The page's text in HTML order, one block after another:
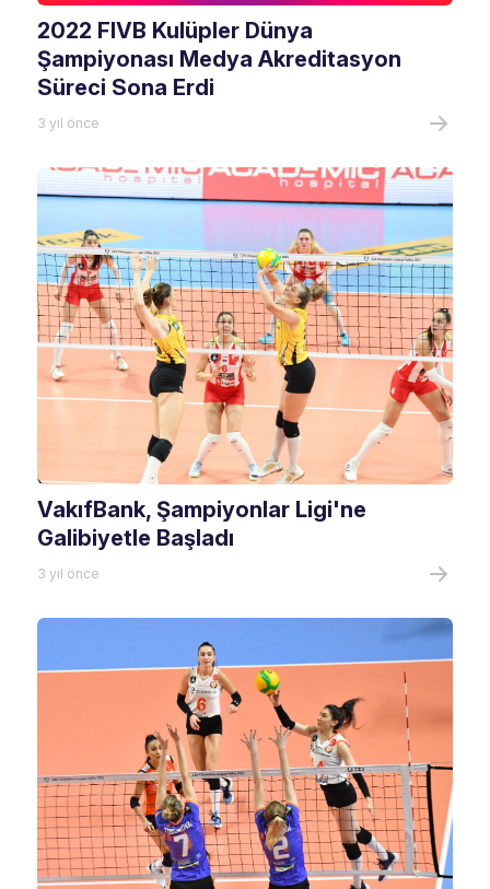
2022 FIVB Kulüpler Dünya
Şampiyonası Medya Akreditasyon
Süreci Sona Erdi
3 yıl önce
VakıfBank, Şampiyonlar Ligi'ne
Galibiyetle Başladı
3 yıl önce